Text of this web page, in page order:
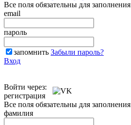
Все поля обязательны для заполнения
email
пароль
запомнить Забыли пароль?
Вход
Войти через:
регистрация
Все поля обязательны для заполнения
фамилия